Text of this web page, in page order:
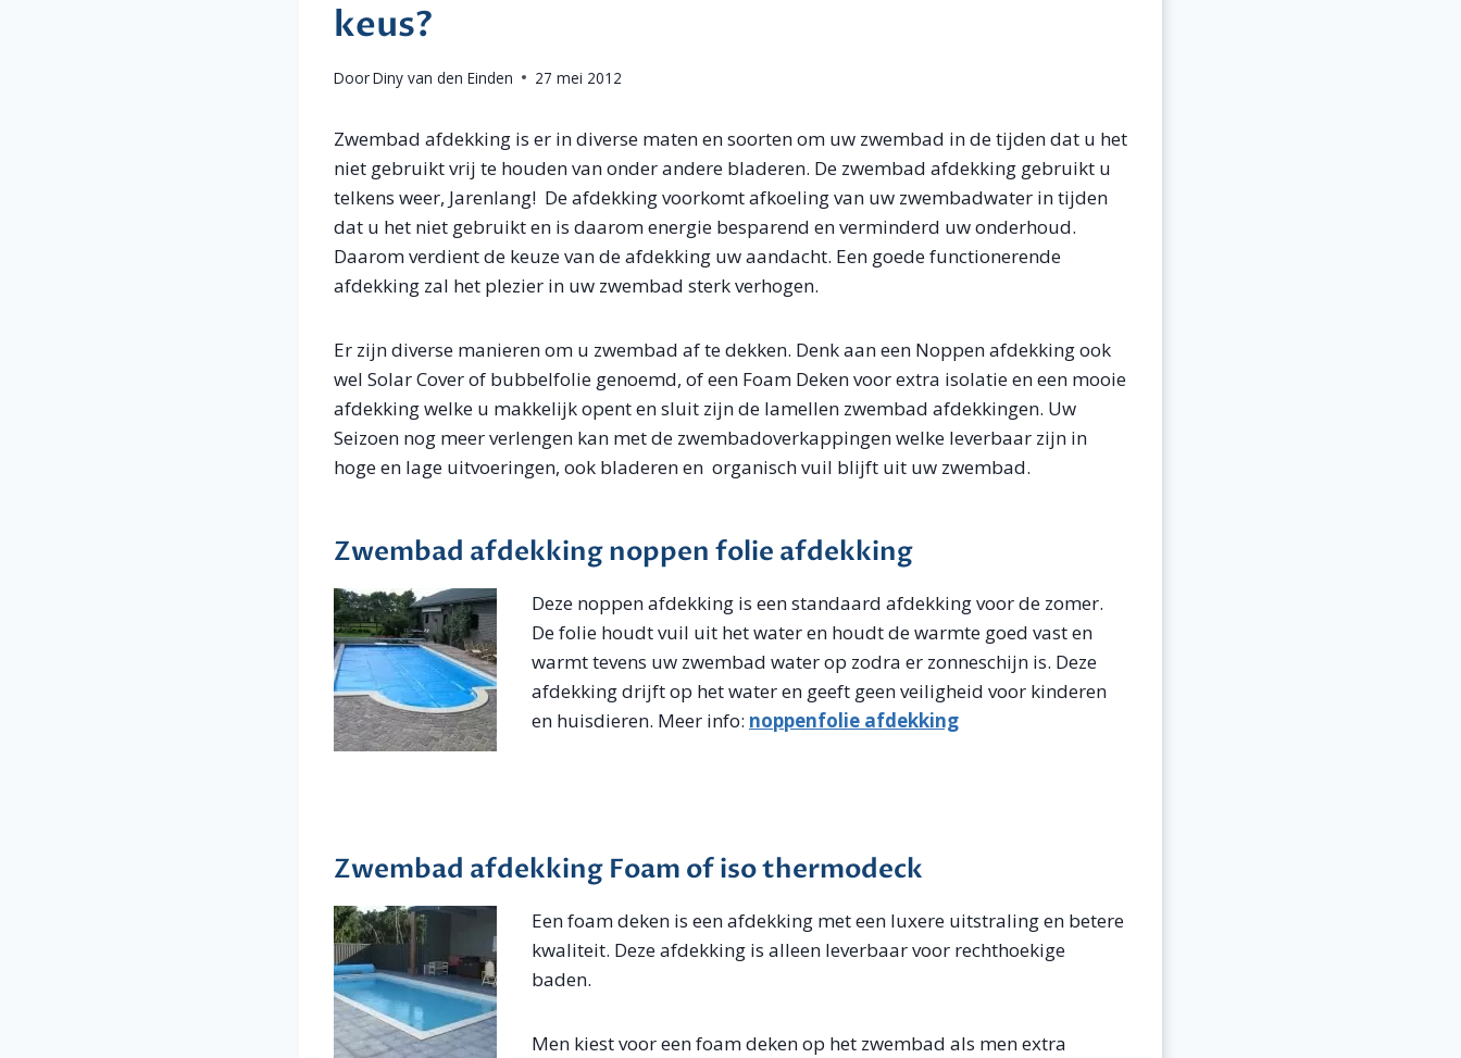
keus?
DoorDiny van den Einden 27 mei 2012
Zwembad afdekking is er in diverse maten en soorten om uw zwembad in de tijden dat u het
niet gebruikt vrij te houden van onder andere bladeren. De zwembad afdekking gebruikt u
telkens weer, Jarenlang! De afdekking voorkomt afkoeling van uw zwembadwater in tijden
dat u het niet gebruikt en is daarom energie besparend en verminderd uw onderhoud.
Daarom verdient de keuze van de afdekking uw aandacht. Een goede functionerende
afdekking zal het plezier in uw zwembad sterk verhogen.
Er zijn diverse manieren om u zwembad af te dekken. Denk aan een Noppen afdekking ook
wel Solar Cover of bubbelfolie genoemd, of een Foam Deken voor extra isolatie en een mooie
afdekking welke u makkelijk opent en sluit zijn de lamellen zwembad afdekkingen. Uw
Seizoen nog meer verlengen kan met de zwembadoverkappingen welke leverbaar zijn in
hoge en lage uitvoeringen, ook bladeren en organisch vuil blijft uit uw zwembad.
Zwembad afdekking noppen folie afdekking
Deze noppen afdekking is een standaard afdekking voor de zomer.
De folie houdt vuil uit het water en houdt de warmte goed vast en
warmt tevens uw zwembad water op zodra er zonneschijn is. Deze
afdekking drijft op het water en geeft geen veiligheid voor kinderen
en huisdieren. Meer info: noppenfolie afdekking
Zwembad afdekking Foam of iso thermodeck
Een foam deken is een afdekking met een luxere uitstraling en betere
kwaliteit. Deze afdekking is alleen leverbaar voor rechthoekige
baden.
Men kiest voor een foam deken op het zwembad als men extra